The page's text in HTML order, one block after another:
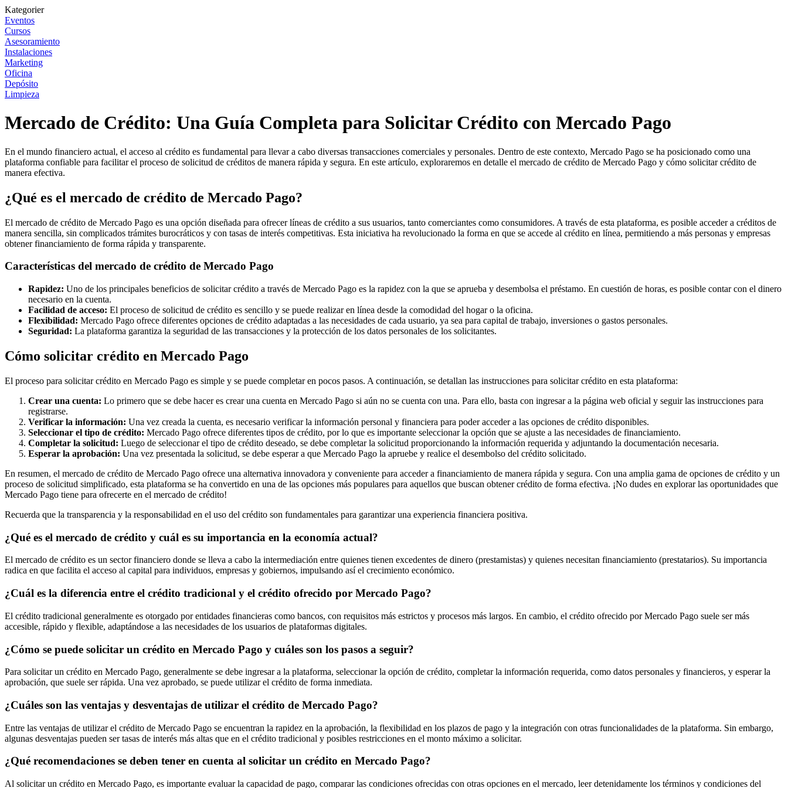
Kategorier
Eventos
Cursos
Asesoramiento
Instalaciones
Marketing
Oficina
Depósito
Limpieza
Mercado de Crédito: Una Guía Completa para Solicitar Crédito con Mercado Pago
En el mundo financiero actual, el acceso al crédito es fundamental para llevar a cabo diversas transacciones comerciales y personales. Dentro de este contexto, Mercado Pago se ha posicionado como una
plataforma confiable para facilitar el proceso de solicitud de créditos de manera rápida y segura. En este artículo, exploraremos en detalle el mercado de crédito de Mercado Pago y cómo solicitar crédito de
manera efectiva.
¿Qué es el mercado de crédito de Mercado Pago?
El mercado de crédito de Mercado Pago es una opción diseñada para ofrecer líneas de crédito a sus usuarios, tanto comerciantes como consumidores. A través de esta plataforma, es posible acceder a créditos de
manera sencilla, sin complicados trámites burocráticos y con tasas de interés competitivas. Esta iniciativa ha revolucionado la forma en que se accede al crédito en línea, permitiendo a más personas y empresas
obtener financiamiento de forma rápida y transparente.
Características del mercado de crédito de Mercado Pago
Rapidez: Uno de los principales beneficios de solicitar crédito a través de Mercado Pago es la rapidez con la que se aprueba y desembolsa el préstamo. En cuestión de horas, es posible contar con el dinero
necesario en la cuenta.
Facilidad de acceso: El proceso de solicitud de crédito es sencillo y se puede realizar en línea desde la comodidad del hogar o la oficina.
Flexibilidad: Mercado Pago ofrece diferentes opciones de crédito adaptadas a las necesidades de cada usuario, ya sea para capital de trabajo, inversiones o gastos personales.
Seguridad: La plataforma garantiza la seguridad de las transacciones y la protección de los datos personales de los solicitantes.
Cómo solicitar crédito en Mercado Pago
El proceso para solicitar crédito en Mercado Pago es simple y se puede completar en pocos pasos. A continuación, se detallan las instrucciones para solicitar crédito en esta plataforma:
Crear una cuenta: Lo primero que se debe hacer es crear una cuenta en Mercado Pago si aún no se cuenta con una. Para ello, basta con ingresar a la página web oficial y seguir las instrucciones para
registrarse.
Verificar la información: Una vez creada la cuenta, es necesario verificar la información personal y financiera para poder acceder a las opciones de crédito disponibles.
Seleccionar el tipo de crédito: Mercado Pago ofrece diferentes tipos de crédito, por lo que es importante seleccionar la opción que se ajuste a las necesidades de financiamiento.
Completar la solicitud: Luego de seleccionar el tipo de crédito deseado, se debe completar la solicitud proporcionando la información requerida y adjuntando la documentación necesaria.
Esperar la aprobación: Una vez presentada la solicitud, se debe esperar a que Mercado Pago la apruebe y realice el desembolso del crédito solicitado.
En resumen, el mercado de crédito de Mercado Pago ofrece una alternativa innovadora y conveniente para acceder a financiamiento de manera rápida y segura. Con una amplia gama de opciones de crédito y un
proceso de solicitud simplificado, esta plataforma se ha convertido en una de las opciones más populares para aquellos que buscan obtener crédito de forma efectiva. ¡No dudes en explorar las oportunidades que
Mercado Pago tiene para ofrecerte en el mercado de crédito!
Recuerda que la transparencia y la responsabilidad en el uso del crédito son fundamentales para garantizar una experiencia financiera positiva.
¿Qué es el mercado de crédito y cuál es su importancia en la economía actual?
El mercado de crédito es un sector financiero donde se lleva a cabo la intermediación entre quienes tienen excedentes de dinero (prestamistas) y quienes necesitan financiamiento (prestatarios). Su importancia
radica en que facilita el acceso al capital para individuos, empresas y gobiernos, impulsando así el crecimiento económico.
¿Cuál es la diferencia entre el crédito tradicional y el crédito ofrecido por Mercado Pago?
El crédito tradicional generalmente es otorgado por entidades financieras como bancos, con requisitos más estrictos y procesos más largos. En cambio, el crédito ofrecido por Mercado Pago suele ser más
accesible, rápido y flexible, adaptándose a las necesidades de los usuarios de plataformas digitales.
¿Cómo se puede solicitar un crédito en Mercado Pago y cuáles son los pasos a seguir?
Para solicitar un crédito en Mercado Pago, generalmente se debe ingresar a la plataforma, seleccionar la opción de crédito, completar la información requerida, como datos personales y financieros, y esperar la
aprobación, que suele ser rápida. Una vez aprobado, se puede utilizar el crédito de forma inmediata.
¿Cuáles son las ventajas y desventajas de utilizar el crédito de Mercado Pago?
Entre las ventajas de utilizar el crédito de Mercado Pago se encuentran la rapidez en la aprobación, la flexibilidad en los plazos de pago y la integración con otras funcionalidades de la plataforma. Sin embargo,
algunas desventajas pueden ser tasas de interés más altas que en el crédito tradicional y posibles restricciones en el monto máximo a solicitar.
¿Qué recomendaciones se deben tener en cuenta al solicitar un crédito en Mercado Pago?
Al solicitar un crédito en Mercado Pago, es importante evaluar la capacidad de pago, comparar las condiciones ofrecidas con otras opciones en el mercado, leer detenidamente los términos y condiciones del